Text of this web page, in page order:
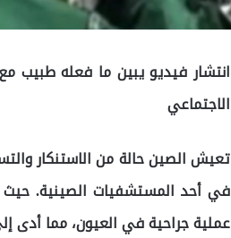
انتشار فيديو يبين ما فعله طبيب
الاجتماعي
تعيش الصين حالة من الاستنكار
عملية جراحية في العيون، مما أدى